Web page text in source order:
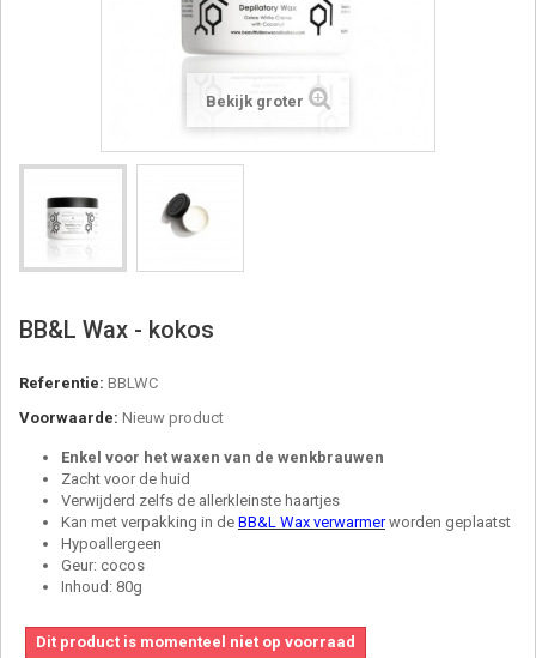
Bekijk groter
BB&L Wax - kokos
Referentie: BBLWC
Voorwaarde: Nieuw product
Enkel voor het waxen van de wenkbrauwen
Zacht voor de huid
Verwijderd zelfs de allerkleinste haartjes
Kan met verpakking in de BB&L Wax verwarmerworden geplaatst
Hypoallergeen
Geur: cocos
Inhoud: 80g
Dit product is momenteel niet op voorraad